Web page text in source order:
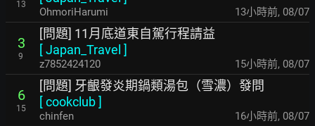
13
OhmoriHarumi 13小時前, 08/07
3
9
[問題] 11月底道東自駕行程請益
[Japan_Travel ]
z7852424120 15小時前, 08/07
6
15
[問題] 牙齦發炎期鍋類湯包（雪濃）發問
[cookclub]
chinfen 16小時前, 08/07